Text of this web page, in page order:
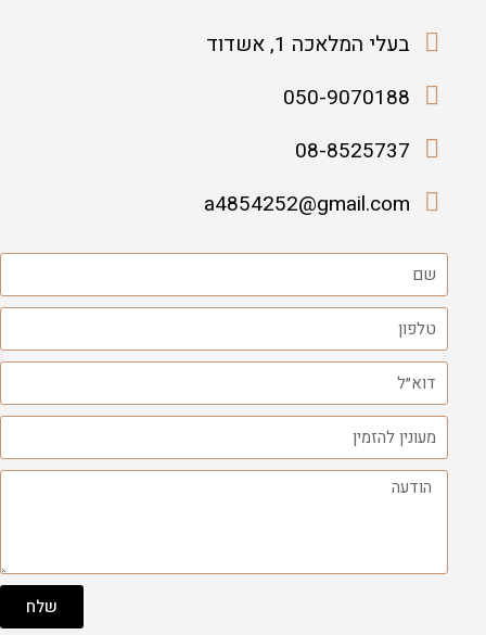
בעלי המלאכה 1, אשדוד
050-9070188
08-8525737
a4854252@gmail.com
שלח